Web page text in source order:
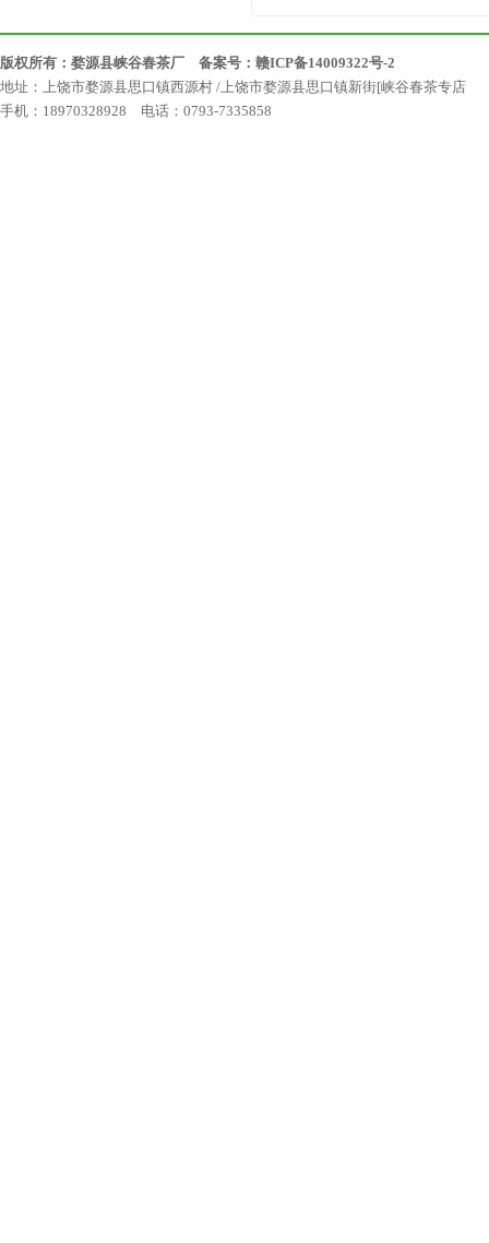
版权所有：婺源县峡谷春茶厂 备案号： 赣ICP备14009322号-2
地址：上饶市婺源县思口镇西源村 /上饶市婺源县思口镇新街[峡谷春茶专店
手机：18970328928 电话：0793-7335858